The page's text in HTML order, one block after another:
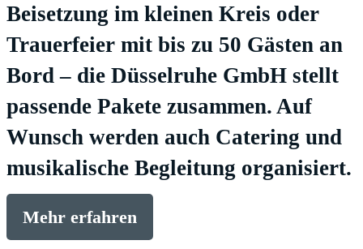
Beisetzung im kleinen Kreis oder
Trauerfeier mit bis zu 50 Gästen an
Bord – die Düsselruhe GmbH stellt
passende Pakete zusammen. Auf
Wunsch werden auch Catering und
musikalische Begleitung organisiert.
Mehr erfahren